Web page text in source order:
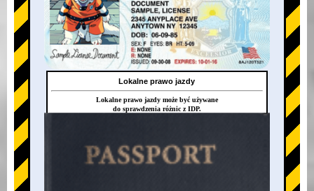
+
Lokalne prawo jazdy
Lokalne prawo jazdy może być używane
do sprawdzenia różnic z IDP.